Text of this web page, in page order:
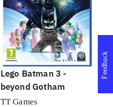
Lego Batman 3 -
beyond Gotham
TT Games
Feedback